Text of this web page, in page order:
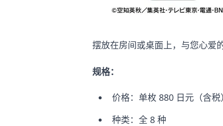
摆放在房间或桌面上，与您心爱
规格：
价格：单枚 880 日元（含税
种类：全 8 种